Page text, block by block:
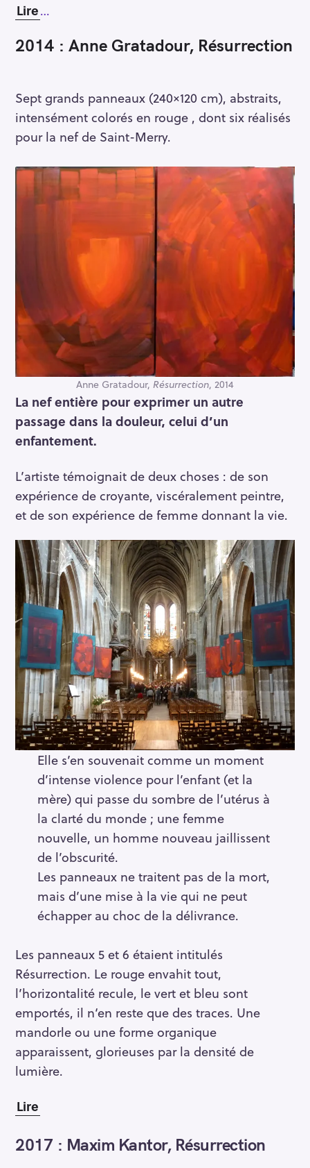
Lire…
2014 : Anne Gratadour, Résurrection
Sept grands panneaux (240×120 cm), abstraits,
intensément colorés en rouge , dont six réalisés
pour la nef de Saint-Merry.
Anne Gratadour, Résurrection, 2014
La nef entière pour exprimer un autre
passage dans la douleur, celui d’un
enfantement.
L’artiste témoignait de deux choses : de son
expérience de croyante, viscéralement peintre,
et de son expérience de femme donnant la vie.
Elle s’en souvenait comme un moment
d’intense violence pour l’enfant (et la
mère) qui passe du sombre de l’utérus à
la clarté du monde ; une femme
nouvelle, un homme nouveau jaillissent
de l’obscurité.
Les panneaux ne traitent pas de la mort,
mais d’une mise à la vie qui ne peut
échapper au choc de la délivrance.
Les panneaux 5 et 6 étaient intitulés
Résurrection. Le rouge envahit tout,
l’horizontalité recule, le vert et bleu sont
emportés, il n‘en reste que des traces. Une
mandorle ou une forme organique
apparaissent, glorieuses par la densité de
lumière.
Lire
2017 : Maxim Kantor, Résurrection